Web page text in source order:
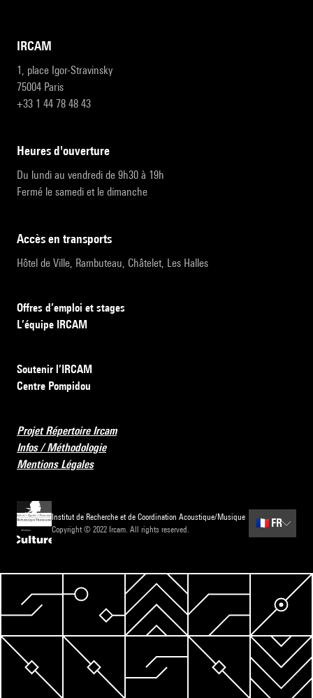
IRCAM
1, place Igor-Stravinsky
75004 Paris
+33 1 44 78 48 43
heures d'ouverture
Du lundi au vendredi de 9h30 à 19h
Fermé le samedi et le dimanche
accès en transports
Hôtel de Ville, Rambuteau, Châtelet, Les Halles
Offres d’emploi et stages
L’équipe IRCAM
Soutenir l’IRCAM
Centre Pompidou
Projet Répertoire Ircam
Infos / Méthodologie
Mentions Légales
Institut de Recherche et de Coordination Acoustique/Musique
Copyright © 2022 Ircam. All rights reserved.
🇫🇷 FR